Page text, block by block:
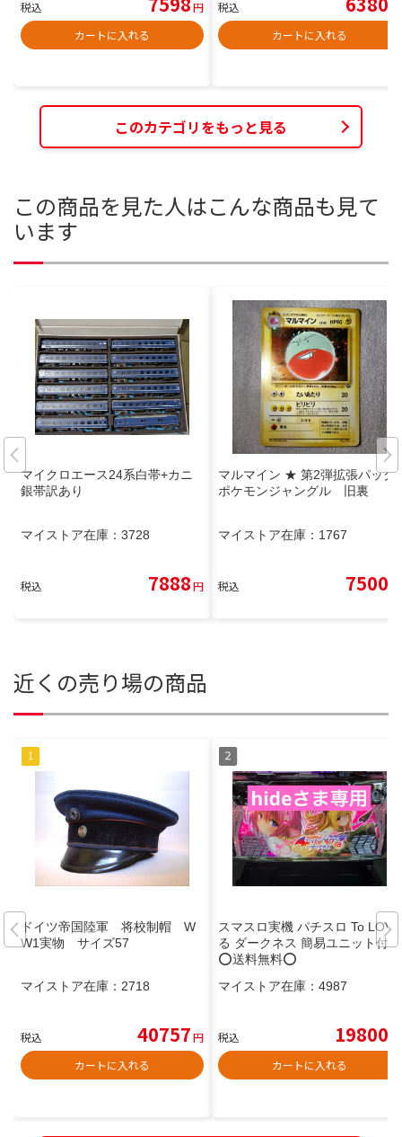
税込
円
カートに入れる
税込
カートに入れる
このカテゴリをもっと見る
この商品を見た人はこんな商品も見て
います
マイクロエース24系白帯+カニ
銀帯訳あり
マイストア在庫： 3728
税込 7888円
マルマイン ★ 第2弾拡張パック
ポケモンジャングル 旧裏
マイストア在庫： 1767
税込 7500
近くの売り場の商品
ドイツ帝国陸軍 将校制帽 W
W1実物 サイズ57
マイストア在庫： 2718
税込 40757円
カートに入れる
スマスロ実機 パチスロ To LOVE
る ダークネス 簡易ユニット付
⭕️送料無料⭕️
マイストア在庫： 4987
税込 19800
カートに入れる